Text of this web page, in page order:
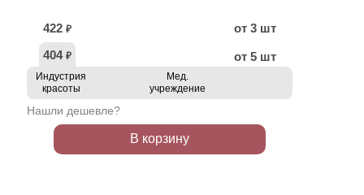
422 ₽
от 3 шт
404 ₽ от 5 шт
Индустрия
красоты
Мед.
учреждение
Нашли дешевле?
В корзину